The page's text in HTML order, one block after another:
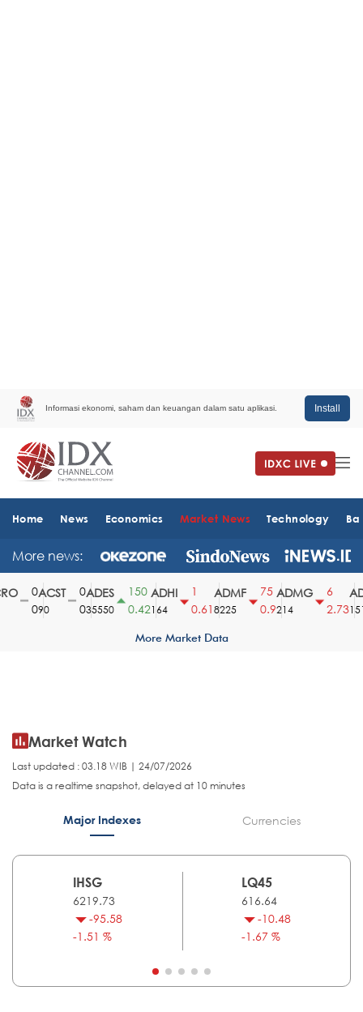
Informasi ekonomi, saham dan keuangan dalam satu aplikasi. Install
Home News Economics Market News Technology
More news:
ACST
90
ADES
35550
150
0.42
ADHI
164
0.61
ADMF
8225
0.9
ADMG
214
2.731510
More Market Data
Market Watch
Last updated : 03.18 WIB | 24/07/2026
Data is a realtime snapshot, delayed at 10 minutes
Major Indexes Currencies
IHSG
6219.73
-95.58
-1.51 %
LQ45
616.64
-10.48
-1.67 %